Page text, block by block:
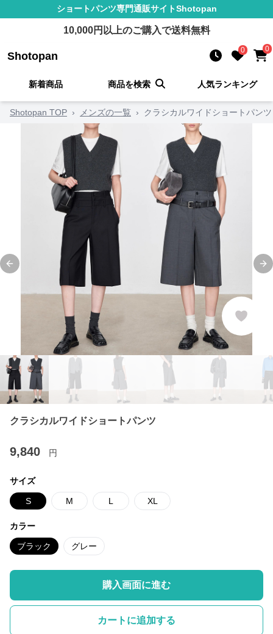
ショートパンツ専門通販サイトShotopan
10,000円以上のご購入で送料無料
Shotopan 0 0
新着商品 商品を検索 人気ランキング
Shotopan TOP › メンズの一覧 › クラシカルワイドショートパンツ
Previous slide
クラシカルワイドショートパンツ
9,840 円
サイズ
S M L XL
カラー
ブラック グレー
購入画面に進む
カートに追加する